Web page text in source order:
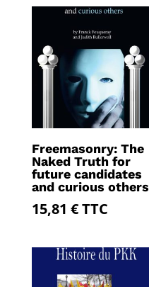
Freemasonry: The
Naked Truth for
future candidates
and curious others
15,81 €TTC